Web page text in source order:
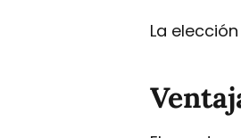
La